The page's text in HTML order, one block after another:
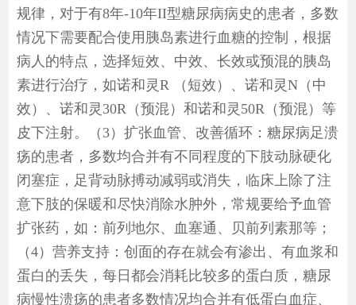
规律，对于有8年-10年II型糖尿病病史的患者，多数
情况下需要配合使用胰岛素进行血糖的控制，根据
病人的特点，选择短效、中效、长效或预混的胰岛
素进行治疗，如诺和灵R （短效）、诺和灵N（中
效）、诺和灵30R（预混）和诺和灵50R（预混）等
皮下注射。（3）扩张血管、改善循环：糖尿病足溃
疡的患者，多数均合并有不同程度的下肢动脉硬化
闭塞症，足背动脉搏动减弱或消失，临床上除了注
意下肢的保暖和尽快消除水肿外，常规要给予血管
扩张药，如：前列地尔、血塞通、贝前列素那等；
（4）营养支持：创面的存在就会有渗出、有血浆和
蛋白的丢失，每日都会消耗比较多的蛋白质，糖尿
病慢性溃疡的患者多数情况均合并有低蛋白血症、